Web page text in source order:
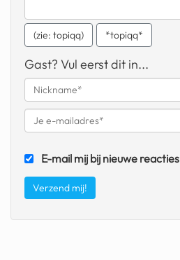
dubai chocolade
it really whips the llama s
ass
chinese automerken
boring phone
dunkin donuts
ryanair
(zie: topiqq) *topiqq*
Gast? Vul eerst dit in...
E-mail mij bij nieuwe reacties